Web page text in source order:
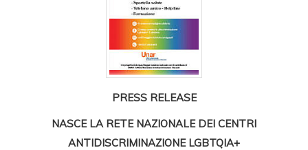
PRESS RELEASE
NASCE LA RETE NAZIONALE DEI CENTRI
ANTIDISCRIMINAZIONE LGBTQIA+